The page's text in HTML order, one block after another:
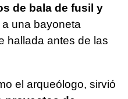
de bala de fusil y
una bayoneta
hallada antes de las
el arqueólogo, sirvió